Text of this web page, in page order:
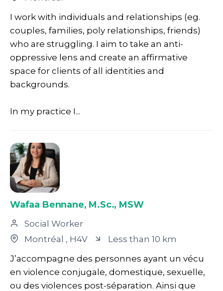
I work with individuals and relationships (eg.
couples, families, poly relationships, friends)
who are struggling. I aim to take an anti-
oppressive lens and create an affirmative
space for clients of all identities and
backgrounds.
In my practice I...
Wafaa Bennane, M.Sc., MSW
Social Worker
Montréal , H4V
Less than 10 km
J’accompagne des personnes ayant un vécu
en violence conjugale, domestique, sexuelle,
ou des violences post-séparation. Ainsi que